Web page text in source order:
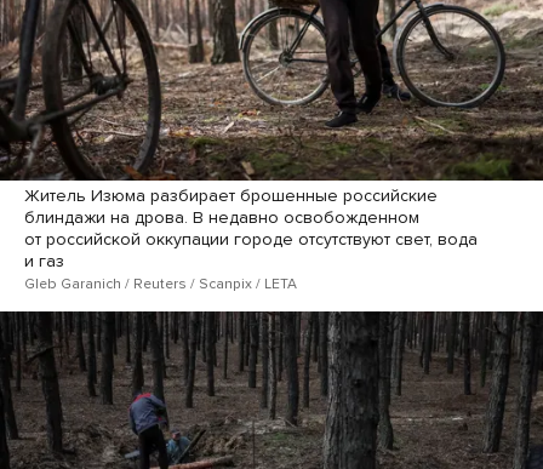
Житель Изюма разбирает брошенные российские
блиндажи на дрова. В недавно освобожденном
от российской оккупации городе отсутствуют свет, вода
и газ
Gleb Garanich / Reuters / Scanpix / LETA